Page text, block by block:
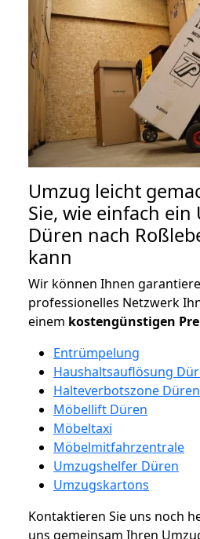
Umzug leicht
Sie, wie einfach ein
Düren nach
kann
Wir können Ihnen
professionelles Netzwerk
einem kostengünstigen
Entrümpelung
Haushaltsauflösung
Halteverbotszone Düren
Möbellift Düren
Möbeltaxi
Möbelmitfahrzentrale
Umzugshelfer Düren
Umzugskartons
Kontaktieren Sie uns noch
uns gemeinsam Ihren